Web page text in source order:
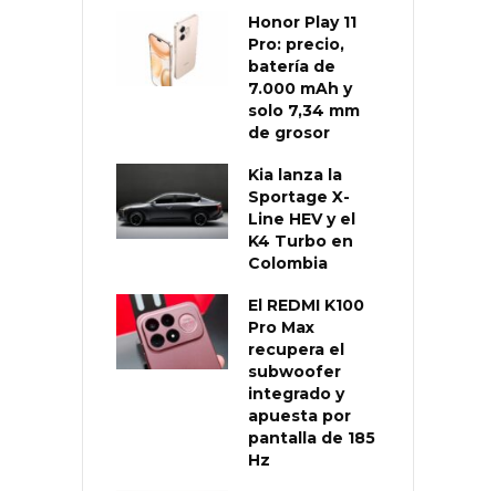
Honor Play 11
Pro: precio,
batería de
7.000 mAh y
solo 7,34 mm
de grosor
Kia lanza la
Sportage X-
Line HEV y el
K4 Turbo en
Colombia
El REDMI K100
Pro Max
recupera el
subwoofer
integrado y
apuesta por
pantalla de 185
Hz